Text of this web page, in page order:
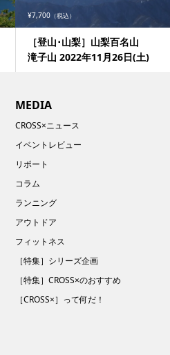
¥7,700 （税込）
［登山･山梨］山梨百名山
滝子山 2022年11月26日(土)
MEDIA
CROSS×ニュース
イベントレビュー
リポート
コラム
ランニング
アウトドア
フィットネス
［特集］シリーズ企画
［特集］CROSS×のおすすめ
［CROSS×］って何だ！